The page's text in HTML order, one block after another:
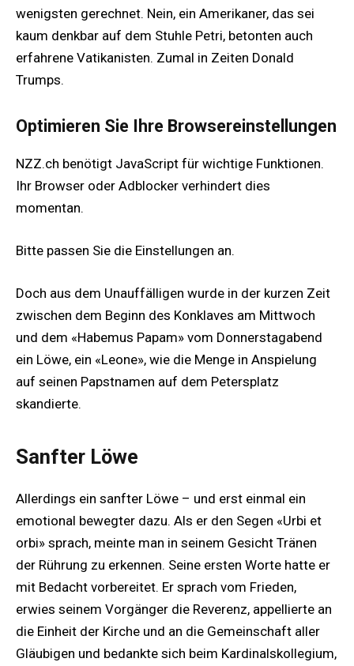
wenigsten gerechnet. Nein, ein Amerikaner, das sei
kaum denkbar auf dem Stuhle Petri, betonten auch
erfahrene Vatikanisten. Zumal in Zeiten Donald
Trumps.
Optimieren Sie Ihre Browsereinstellungen
NZZ.ch benötigt JavaScript für wichtige Funktionen.
Ihr Browser oder Adblocker verhindert dies
momentan.
Bitte passen Sie die Einstellungen an.
Doch aus dem Unauffälligen wurde in der kurzen Zeit
zwischen dem Beginn des Konklaves am Mittwoch
und dem «Habemus Papam» vom Donnerstagabend
ein Löwe, ein «Leone», wie die Menge in Anspielung
auf seinen Papstnamen auf dem Petersplatz
skandierte.
Sanfter Löwe
Allerdings ein sanfter Löwe – und erst einmal ein
emotional bewegter dazu. Als er den Segen «Urbi et
orbi» sprach, meinte man in seinem Gesicht Tränen
der Rührung zu erkennen. Seine ersten Worte hatte er
mit Bedacht vorbereitet. Er sprach vom Frieden,
erwies seinem Vorgänger die Reverenz, appellierte an
die Einheit der Kirche und an die Gemeinschaft aller
Gläubigen und bedankte sich beim Kardinalskollegium,